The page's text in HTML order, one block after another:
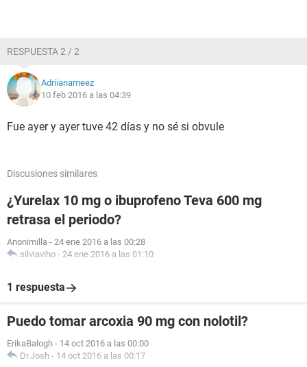
RESPUESTA 2 / 2
Adriianameez
10 feb 2016 a las 04:39
Fue ayer y ayer tuve 42 días y no sé si obvule
Discusiones similares
¿Yurelax 10 mg o ibuprofeno Teva 600 mg
retrasa el periodo?
Anonimilla - 24 ene 2016 a las 00:28
silviaviho - 24 ene 2016 a las 01:10
1 respuesta
Puedo tomar arcoxia 90 mg con nolotil?
ErikaBalogh - 14 oct 2016 a las 00:00
Dr.Josh - 14 oct 2016 a las 00:17